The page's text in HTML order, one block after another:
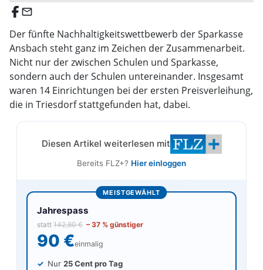
email
Der fünfte Nachhaltigkeitswettbewerb der Sparkasse
Ansbach steht ganz im Zeichen der Zusammenarbeit.
Nicht nur der zwischen Schulen und Sparkasse,
sondern auch der Schulen untereinander. Insgesamt
waren 14 Einrichtungen bei der ersten Preisverleihung,
die in Triesdorf stattgefunden hat, dabei.
Diesen Artikel weiterlesen mit
Bereits FLZ+? Hier einloggen
MEISTGEWÄHLT
Jahrespass
statt 142,80 € – 37 % günstiger
90 €einmalig
Nur 25 Cent pro Tag